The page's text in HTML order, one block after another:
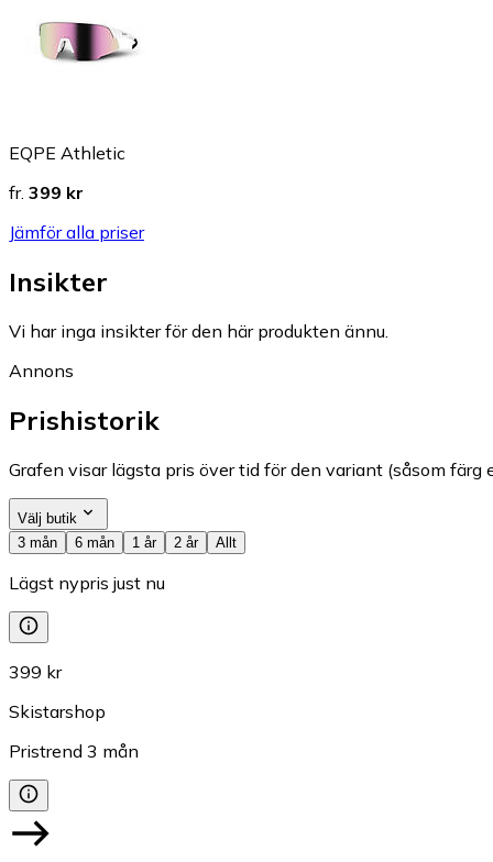
EQPE Athletic
fr. 399 kr
Jämför alla priser
Insikter
Vi har inga insikter för den här produkten ännu.
Annons
Prishistorik
Grafen visar lägsta pris över tid för den variant (såsom
Välj butik
3 mån
6 mån 1 år 2 år Allt
Lägst nypris just nu
399 kr
Skistarshop
Pristrend 3 mån